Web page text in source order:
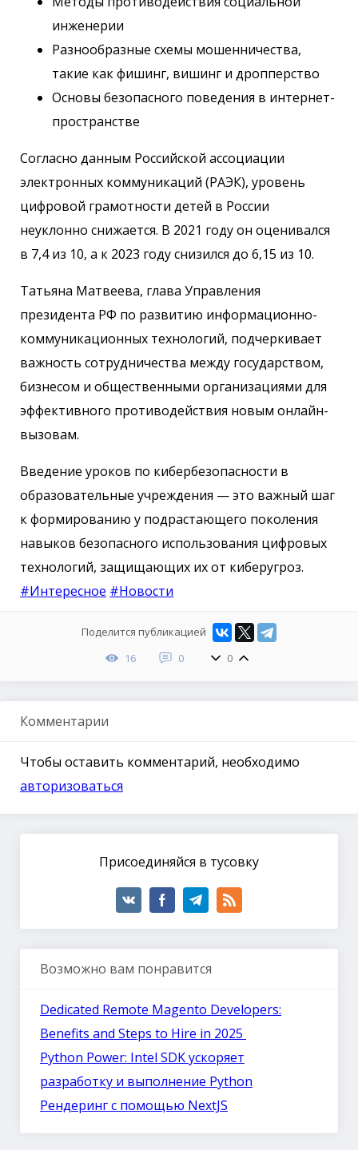
инженерии
Разнообразные схемы мошенничества,
такие как фишинг, вишинг и дропперство
Основы безопасного поведения в интернет-
пространстве
Согласно данным Российской ассоциации
электронных коммуникаций (РАЭК), уровень
цифровой грамотности детей в России
неуклонно снижается. В 2021 году он оценивался
в 7,4 из 10, а к 2023 году снизился до 6,15 из 10.
Татьяна Матвеева, глава Управления
президента РФ по развитию информационно-
коммуникационных технологий, подчеркивает
важность сотрудничества между государством,
бизнесом и общественными организациями для
эффективного противодействия новым онлайн-
вызовам.
Введение уроков по кибербезопасности в
образовательные учреждения — это важный шаг
к формированию у подрастающего поколения
навыков безопасного использования цифровых
технологий, защищающих их от киберугроз.
#Интересное #Новости
Поделится публикацией
16
0 0
Комментарии
Чтобы оставить комментарий, необходимо
авторизоваться
Присоединяйся в тусовку
Возможно вам понравится
Dedicated Remote Magento Developers:
Benefits and Steps to Hire in 2025
Python Power: Intel SDK ускоряет
разработку и выполнение Python
Рендеринг с помощью NextJS